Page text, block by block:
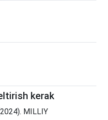
kerak
MILLIY